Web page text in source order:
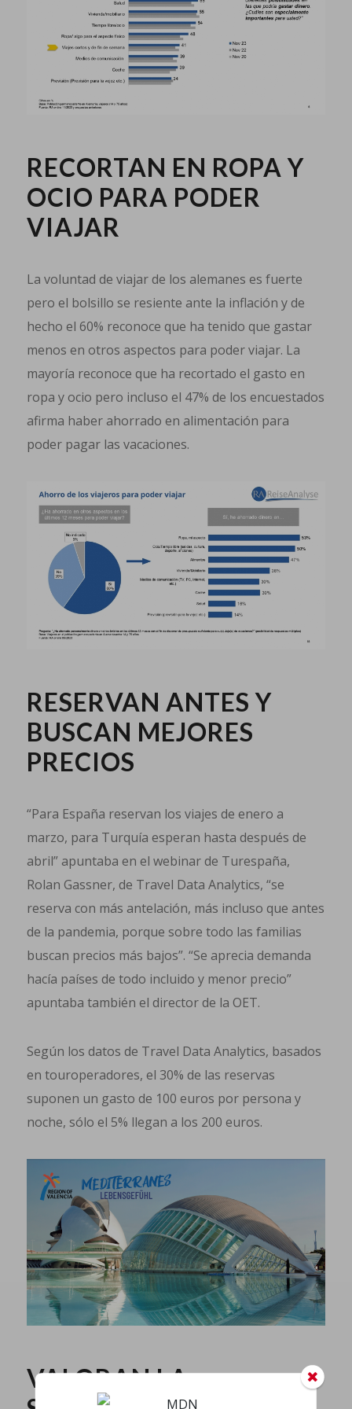
RECORTAN EN ROPA Y
OCIO PARA PODER
VIAJAR
La voluntad de viajar de los alemanes es fuerte
pero el bolsillo se resiente ante la inflación y de
hecho el 60% reconoce que ha tenido que gastar
menos en otros aspectos para poder viajar. La
mayoría reconoce que ha recortado el gasto en
ropa y ocio pero incluso el 47% de los encuestados
afirma haber ahorrado en alimentación para
poder pagar las vacaciones.
RESERVAN ANTES Y
BUSCAN MEJORES
PRECIOS
“Para España reservan los viajes de enero a
marzo, para Turquía esperan hasta después de
abril” apuntaba en el webinar de Turespaña,
Rolan Gassner, de Travel Data Analytics, “se
reserva con más antelación, más incluso que antes
de la pandemia, porque sobre todo las familias
buscan precios más bajos”. “Se aprecia demanda
hacía países de todo incluido y menor precio”
apuntaba también el director de la OET.
Según los datos de Travel Data Analytics, basados
en touroperadores, el 30% de las reservas
suponen un gasto de 100 euros por persona y
noche, sólo el 5% llegan a los 200 euros.
VALORAN LA